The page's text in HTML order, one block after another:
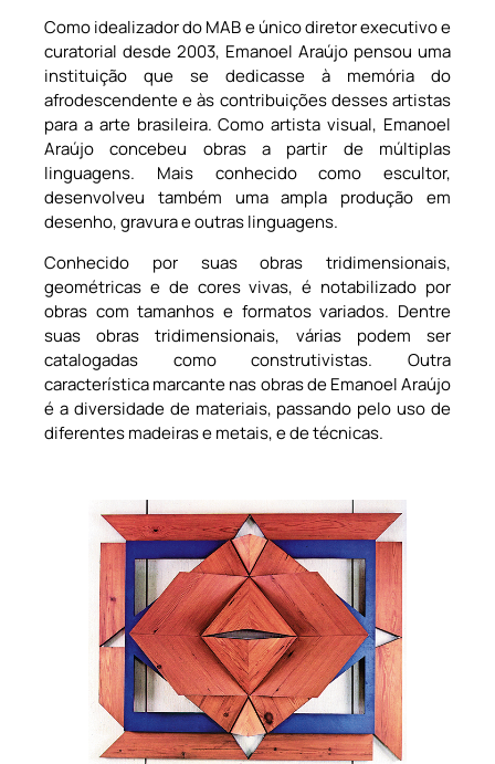
Como idealizador do MAB e único diretor executivo e
curatorial desde 2003, Emanoel Araújo pensou uma
instituição que se dedicasse à memória do
afrodescendente e às contribuições desses artistas
para a arte brasileira. Como artista visual, Emanoel
Araújo concebeu obras a partir de múltiplas
linguagens. Mais conhecido como escultor,
desenvolveu também uma ampla produção em
desenho, gravura e outras linguagens.
Conhecido por suas obras tridimensionais,
geométricas e de cores vivas, é notabilizado por
obras com tamanhos e formatos variados. Dentre
suas obras tridimensionais, várias podem ser
catalogadas como construtivistas. Outra
característica marcante nas obras de Emanoel Araújo
é a diversidade de materiais, passando pelo uso de
diferentes madeiras e metais, e de técnicas.